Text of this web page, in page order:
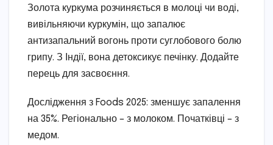
Золота куркума розчиняється в молоці чи воді,
вивільняючи куркумін, що запалює
антизапальний вогонь проти суглобового болю
грипу. З Індії, вона детоксикує печінку. Додайте
перець для засвоєння.
Дослідження з Foods 2025: зменшує запалення
на 35%. Регіонально – з молоком. Початківці – з
медом.